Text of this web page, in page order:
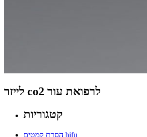
לייזר co2 לרפואת עור
קטגוריות
הסרת קמטים hifu